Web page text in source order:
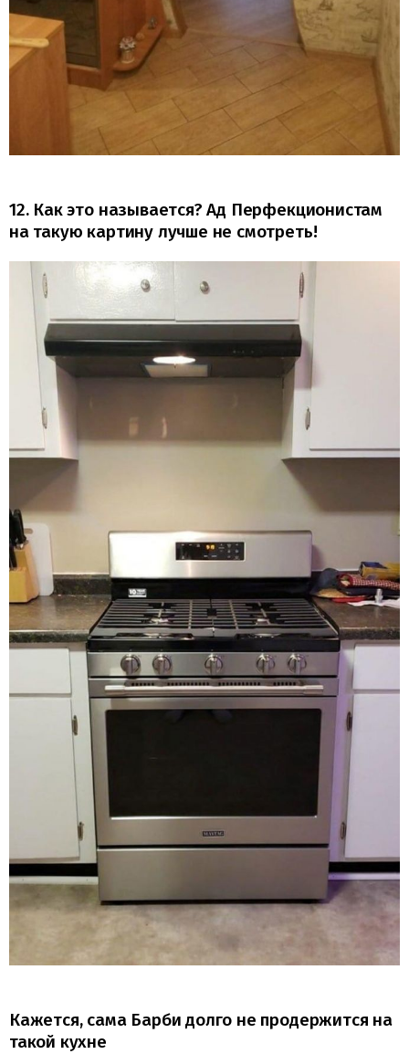
12. Как это называется? Ад Перфекционистам
на такую картину лучше не смотреть!
Кажется, сама Барби долго не продержится на
такой кухне